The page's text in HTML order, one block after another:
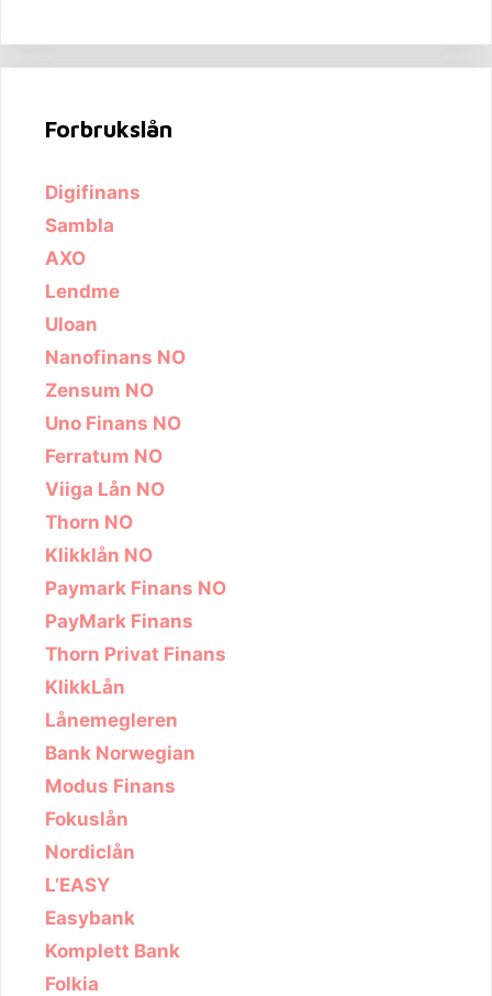
Forbrukslån
Digifinans
Sambla
AXO
Lendme
Uloan
Nanofinans NO
Zensum NO
Uno Finans NO
Ferratum NO
Viiga Lån NO
Thorn NO
Klikklån NO
Paymark Finans NO
PayMark Finans
Thorn Privat Finans
KlikkLån
Lånemegleren
Bank Norwegian
Modus Finans
Fokuslån
Nordiclån
L’EASY
Easybank
Komplett Bank
Folkia